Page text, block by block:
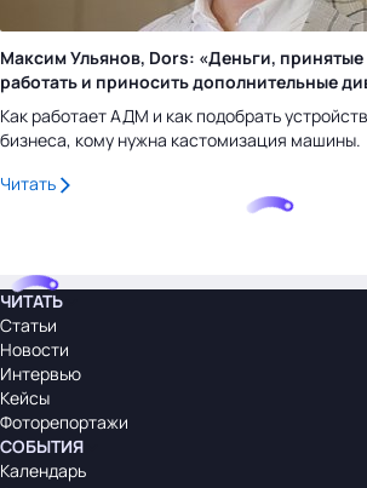
Максим Ульянов, Dors: «Деньги,
работать и приносить дополнительные
Как работает АДМ и как подобрать
бизнеса, кому нужна кастомизация машины.
Читать
ЧИТАТЬ
Статьи
Новости
Интервью
Кейсы
Фоторепортажи
СОБЫТИЯ
Календарь